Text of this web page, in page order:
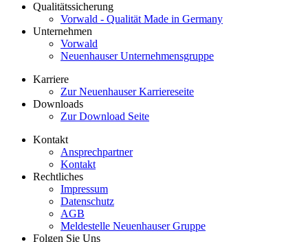
Qualitätssicherung
Vorwald - Qualität Made in Germany
Unternehmen
Vorwald
Neuenhauser Unternehmensgruppe
Karriere
Zur Neuenhauser Karriereseite
Downloads
Zur Download Seite
Kontakt
Ansprechpartner
Kontakt
Rechtliches
Impressum
Datenschutz
AGB
Meldestelle Neuenhauser Gruppe
Folgen Sie Uns